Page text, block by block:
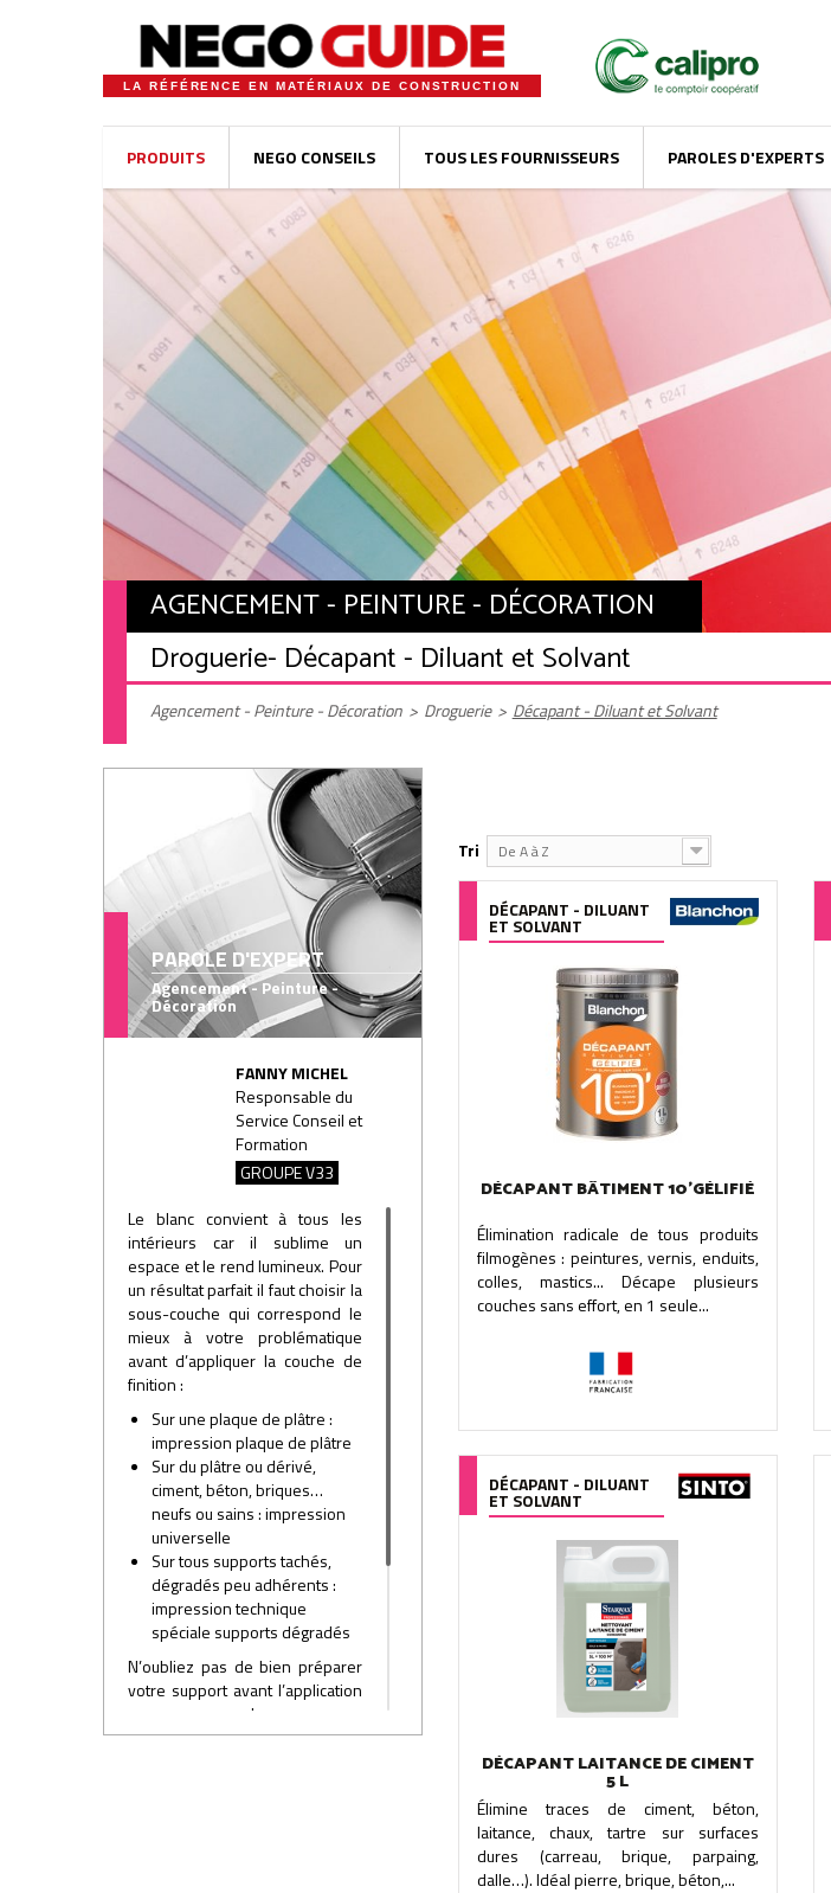
LA RÉFÉRENCE EN MATÉRIAUX DE CONSTRUCTION
PRODUITS NEGO CONSEILS TOUS LES FOURNISSEURS PAROLES D'EXPERTS
AGENCEMENT - PEINTURE - DÉCORATION
Droguerie- Décapant - Diluant et Solvant
Agencement - Peinture - Décoration > Droguerie > Décapant - Diluant et Solvant
PAROLE D'EXPERT
Agencement - Peinture -
Décoration
FANNY MICHEL
Responsable du
Service Conseil et
Formation
GROUPE V33
Le blanc convient à tous les
intérieurs car il sublime un
espace et le rend lumineux. Pour
un résultat parfait il faut choisir la
sous-couche qui correspond le
mieux à votre problématique
avant d’appliquer la couche de
finition :
Sur une plaque de plâtre :
impression plaque de plâtre
Sur du plâtre ou dérivé,
ciment, béton, briques…
neufs ou sains : impression
universelle
Sur tous supports tachés,
dégradés peu adhérents :
impression technique
spéciale supports dégradés
N’oubliez pas de bien préparer
votre support avant l’application
avec : un brossage, un
dépoussiérage et un lessivage si
Tri De A à Z
DÉCAPANT - DILUANT
ET SOLVANT
DÉCAPANT BÂTIMENT 10'GÉLIFIÉ
Élimination radicale de tous produits
filmogènes : peintures, vernis, enduits,
colles, mastics... Décape plusieurs
couches sans effort, en 1 seule...
DÉCAPANT - DILUANT
ET SOLVANT
DÉCAPANT LAITANCE DE CIMENT
5 L
Élimine traces de ciment, béton,
laitance, chaux, tartre sur surfaces
dures (carreau, brique, parpaing,
dalle…). Idéal pierre, brique, béton,...